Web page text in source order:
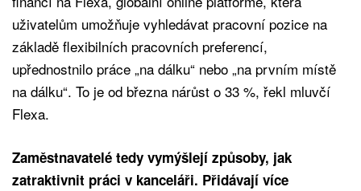
uživatelům umožňuje vyhledávat pracovní pozice na
základě flexibilních pracovních preferencí,
upřednostnilo práce „na dálku“ nebo „na prvním místě
na dálku“. To je od března nárůst o 33 %, řekl mluvčí
Flexa.
Zaměstnavatelé tedy vymýšlejí způsoby, jak
zatraktivnit práci v kanceláři. Přidávají více